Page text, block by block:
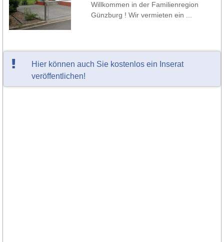
Willkommen in der Familienregion
Günzburg ! Wir vermieten ein ...
Hier können auch Sie kostenlos ein Inserat
veröffentlichen!